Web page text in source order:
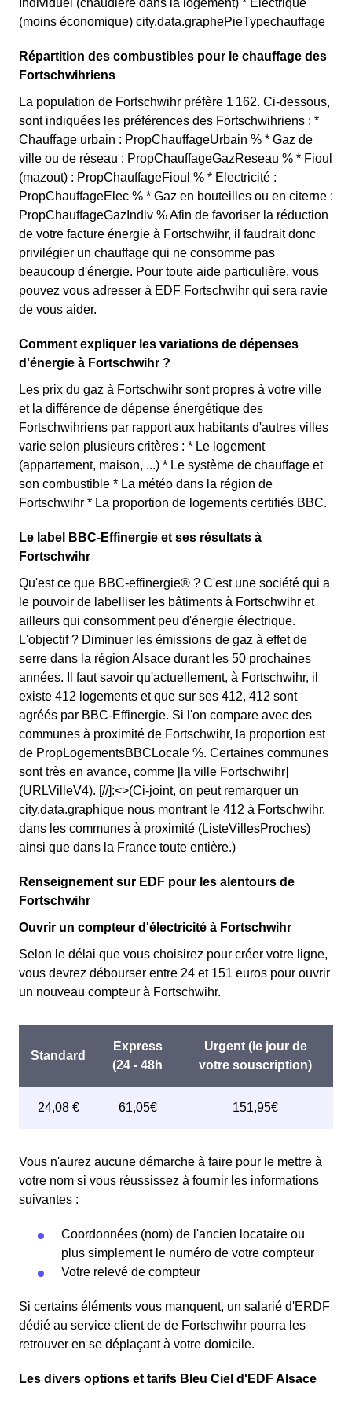
Individuel (chaudière dans la logement) * Electrique
(moins économique) city.data.graphePieTypechauffage
Répartition des combustibles pour le chauffage des
Fortschwihriens
La population de Fortschwihr préfère 1 162. Ci-dessous,
sont indiquées les préférences des Fortschwihriens : *
Chauffage urbain : PropChauffageUrbain % * Gaz de
ville ou de réseau : PropChauffageGazReseau % * Fioul
(mazout) : PropChauffageFioul % * Electricité :
PropChauffageElec % * Gaz en bouteilles ou en citerne :
PropChauffageGazIndiv % Afin de favoriser la réduction
de votre facture énergie à Fortschwihr, il faudrait donc
privilégier un chauffage qui ne consomme pas
beaucoup d'énergie. Pour toute aide particulière, vous
pouvez vous adresser à EDF Fortschwihr qui sera ravie
de vous aider.
Comment expliquer les variations de dépenses
d'énergie à Fortschwihr ?
Les prix du gaz à Fortschwihr sont propres à votre ville
et la différence de dépense énergétique des
Fortschwihriens par rapport aux habitants d'autres villes
varie selon plusieurs critères : * Le logement
(appartement, maison, ...) * Le système de chauffage et
son combustible * La météo dans la région de
Fortschwihr * La proportion de logements certifiés BBC.
Le label BBC-Effinergie et ses résultats à
Fortschwihr
Qu'est ce que BBC-effinergie® ? C'est une société qui a
le pouvoir de labelliser les bâtiments à Fortschwihr et
ailleurs qui consomment peu d'énergie électrique.
L'objectif ? Diminuer les émissions de gaz à effet de
serre dans la région Alsace durant les 50 prochaines
années. Il faut savoir qu'actuellement, à Fortschwihr, il
existe 412 logements et que sur ses 412, 412 sont
agréés par BBC-Effinergie. Si l'on compare avec des
communes à proximité de Fortschwihr, la proportion est
de PropLogementsBBCLocale %. Certaines communes
sont très en avance, comme [la ville Fortschwihr]
(URLVilleV4). [//]:<>(Ci-joint, on peut remarquer un
city.data.graphique nous montrant le 412 à Fortschwihr,
dans les communes à proximité (ListeVillesProches)
ainsi que dans la France toute entière.)
Renseignement sur EDF pour les alentours de
Fortschwihr
Ouvrir un compteur d'électricité à Fortschwihr
Selon le délai que vous choisirez pour créer votre ligne,
vous devrez débourser entre 24 et 151 euros pour ouvrir
un nouveau compteur à Fortschwihr.
Vous n'aurez aucune démarche à faire pour le mettre à
votre nom si vous réussissez à fournir les informations
suivantes :
Coordonnées (nom) de l'ancien locataire ou
plus simplement le numéro de votre compteur
Votre relevé de compteur
Si certains éléments vous manquent, un salarié d'ERDF
dédié au service client de de Fortschwihr pourra les
retrouver en se déplaçant à votre domicile.
Les divers options et tarifs Bleu Ciel d'EDF Alsace